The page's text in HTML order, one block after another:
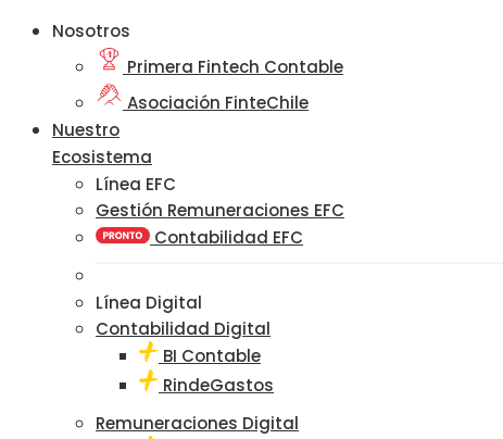
Nosotros
Primera Fintech Contable
Asociación FinteChile
Nuestro
Ecosistema
Línea EFC
Gestión Remuneraciones EFC
Contabilidad EFC
Línea Digital
Contabilidad Digital
BI Contable
RindeGastos
Remuneraciones Digital